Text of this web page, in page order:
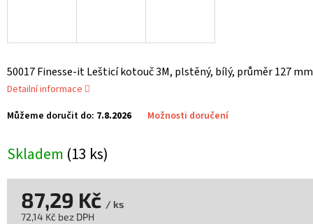
Skladem (13 ks)
Můžeme doručit do: 7.8.2026 Možnosti doručení
50017 Finesse-it Lešticí kotouč 3M, plstěný, bílý, průměr 127 mm
Detailní informace
87,29 Kč / ks
72,14 Kč bez DPH